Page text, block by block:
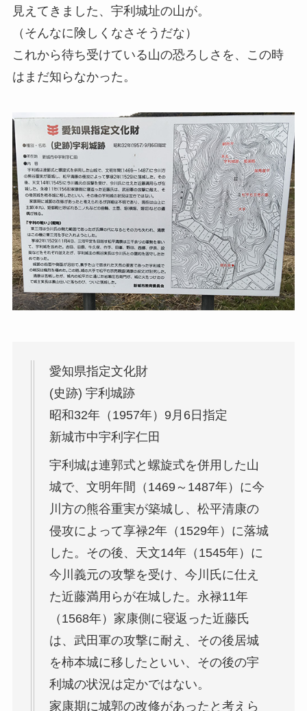
見えてきました、宇利城址の山が。
（そんなに険しくなさそうだな）
これから待ち受けている山の恐ろしさを、この時
はまだ知らなかった。
愛知県指定文化財
(史跡) 宇利城跡
昭和32年（1957年）9月6日指定
新城市中宇利字仁田
宇利城は連郭式と螺旋式を併用した山
城で、文明年間（1469～1487年）に今
川方の熊谷重実が築城し、松平清康の
侵攻によって享禄2年（1529年）に落城
した。その後、天文14年（1545年）に
今川義元の攻撃を受け、今川氏に仕え
た近藤満用らが在城した。永禄11年
（1568年）家康側に寝返った近藤氏
は、武田軍の攻撃に耐え、その後居城
を柿本城に移したといい、その後の宇
利城の状況は定かではない。
家康期に城郭の改修があったと考えら